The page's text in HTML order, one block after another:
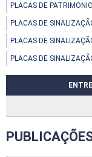
PLACAS DE
PLACAS DE
PLACAS DE
PLACAS DE